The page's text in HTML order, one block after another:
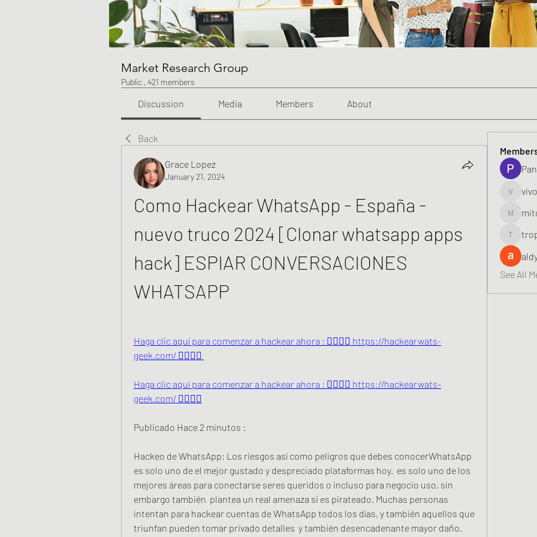
Market Research Group
Public · 421 members
Discussion Media Members About
Back
Grace Lopez
January 21, 2024
Como Hackear WhatsApp - España -
nuevo truco 2024 [Clonar whatsapp apps
hack] ESPIAR CONVERSACIONES
WHATSAPP
Haga clic aquí para comenzar a hackear ahora : 👉🏻👉🏻 https://hackearwats-
geek.com/ 👈🏻👈🏻
Haga clic aquí para comenzar a hackear ahora : 👉🏻👉🏻 https://hackearwats-
geek.com/ 👈🏻👈🏻
Publicado Hace 2 minutos :
Hackeo de WhatsApp: Los riesgos así como peligros que debes conocerWhatsApp
es solo uno de el mejor gustado y despreciado plataformas hoy.  es solo uno de los
mejores áreas para conectarse seres queridos o incluso para negocio uso, sin
embargo también  plantea un real amenaza si es pirateado. Muchas personas
intentan para hackear cuentas de WhatsApp todos los días, y también aquellos que
triunfan pueden tomar privado detalles  y también desencadenante mayor daño.
See All